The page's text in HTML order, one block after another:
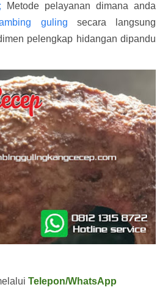
Metode pelayanan dimana anda
guling secara langsung
pelengkap hidangan dipandu
Telepon/WhatsApp